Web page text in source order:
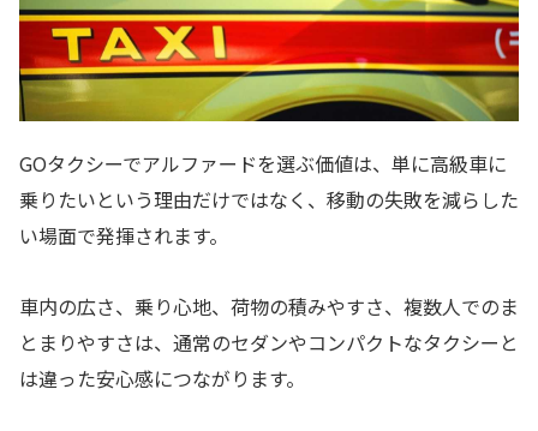
GOタクシーでアルファードを選ぶ価値は、単に高級車に
乗りたいという理由だけではなく、移動の失敗を減らした
い場面で発揮されます。
車内の広さ、乗り心地、荷物の積みやすさ、複数人でのま
とまりやすさは、通常のセダンやコンパクトなタクシーと
は違った安心感につながります。